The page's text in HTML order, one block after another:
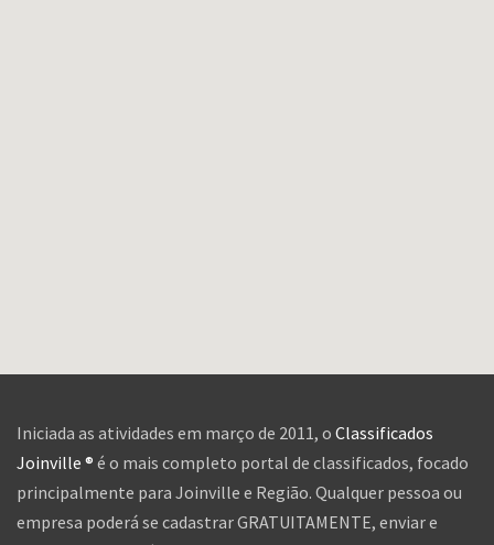
Iniciada as atividades em março de 2011, o Classificados
Joinville ® é o mais completo portal de classificados, focado
principalmente para Joinville e Região. Qualquer pessoa ou
empresa poderá se cadastrar GRATUITAMENTE, enviar e